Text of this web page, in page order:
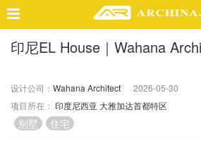
精选案例
景 观
室 内
视 频
印尼EL House｜Wahana
设计公司： Wahana Architect
2026-05-30
项目所在： 印度尼西亚 大雅加达首都特区
别墅 住宅